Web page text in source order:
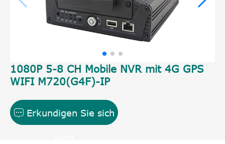
1080P 5-8 CH Mobile NVR mit 4G GPS
WIFI M720(G4F)-IP
Erkundigen Sie sich